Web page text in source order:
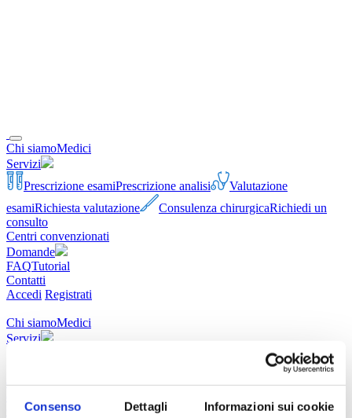
Consenso Dettagli Informazioni sui cookie
Chi siamoMedici
Servizi
Prescrizione esamiPrescrizione analisi
Valutazione
esamiRichiesta valutazione Consulenza chirurgicaRichiedi un
consulto
Centri convenzionati
Domande
FAQTutorial
Contatti
Accedi Registrati
Chi siamoMedici
Servizi
Valutazione
esamiRichiesta valutazione Consulenza chirurgicaRichiedi un
Centri convenzionati